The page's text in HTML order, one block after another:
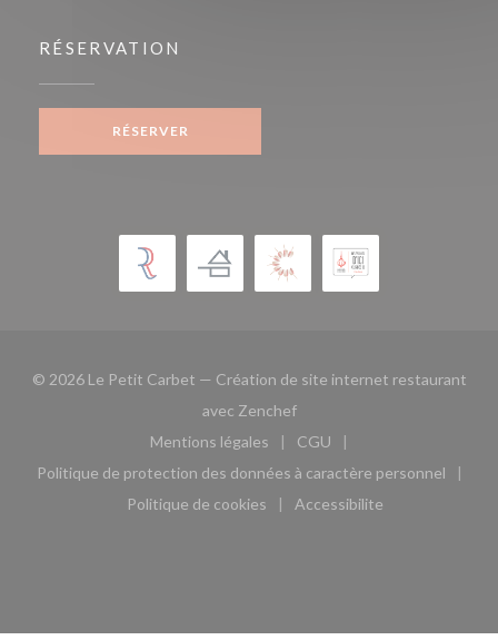
RÉSERVATION
RÉSERVER
© 2026 Le Petit Carbet — Création de site internet restaurant
avec Zenchef((ouvre une nouvelle
Mentions légales
((ouvre une nouvelle fenêtre))
CGU
((ouvre une nouvelle
Politique de protection des données à caractère personnel
((ouvre une nouvelle fenêtre))
Politique de cookies
((ouvre une nouvelle fenêtre))
Accessibilite